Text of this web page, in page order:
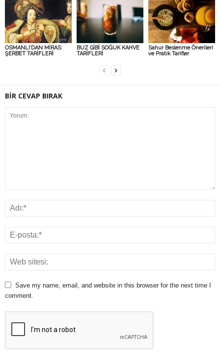
OSMANLI’DAN MİRAS:
ŞERBET TARİFLERİ
BUZ GİBİ SOĞUK KAHVE
TARİFLERİ
Sahur Beslenme Önerileri
ve Pratik Tarifler
BİR CEVAP BIRAK
Save my name, email, and website in this browser for the next time I
comment.